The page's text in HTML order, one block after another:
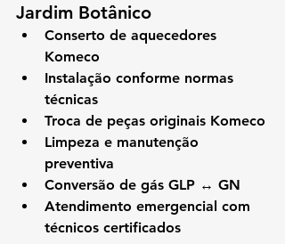
Jardim Botânico
Conserto de aquecedores
Komeco
Instalação conforme normas
técnicas
Troca de peças originais Komeco
Limpeza e manutenção
preventiva
Conversão de gás GLP ↔ GN
Atendimento emergencial com
técnicos certificados